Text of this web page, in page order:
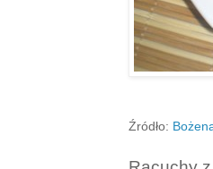
Źródło: